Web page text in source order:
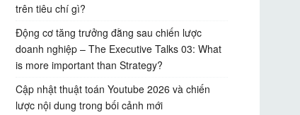
trên tiêu chí gì?
Động cơ tăng trưởng đằng sau chiến lược
doanh nghiệp – The Executive Talks 03: What
is more important than Strategy?
Cập nhật thuật toán Youtube 2026 và chiến
lược nội dung trong bối cảnh mới